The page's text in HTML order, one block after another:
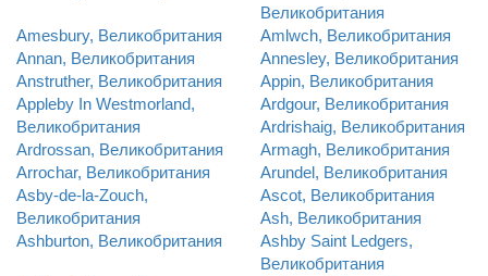
Великобритания
Amesbury, Великобритания
Amlwch, Великобритания
Annan, Великобритания
Annesley, Великобритания
Anstruther, Великобритания
Appin, Великобритания
Appleby In Westmorland,
Великобритания
Ardgour, Великобритания
Ardrishaig, Великобритания
Ardrossan, Великобритания
Armagh, Великобритания
Arrochar, Великобритания
Arundel, Великобритания
Asby-de-la-Zouch,
Великобритания
Ascot, Великобритания
Ash, Великобритания
Ashburton, Великобритания
Ashby Saint Ledgers,
Великобритания